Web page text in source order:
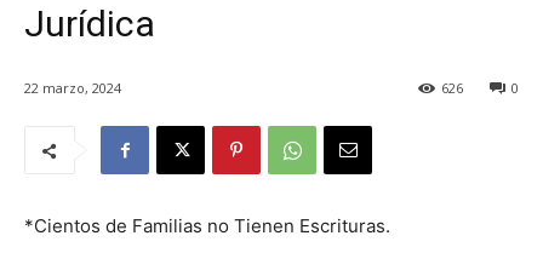
Jurídica
22 marzo, 2024 0
626
*Cientos de Familias no Tienen Escrituras.